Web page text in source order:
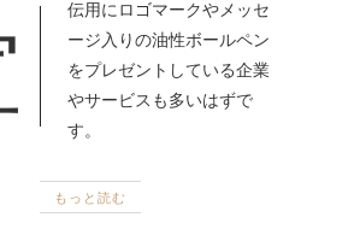
セ
ージ入りの油性ボールペン
をプレゼントしている企業
やサービスも多いはずで
す。
もっと読む